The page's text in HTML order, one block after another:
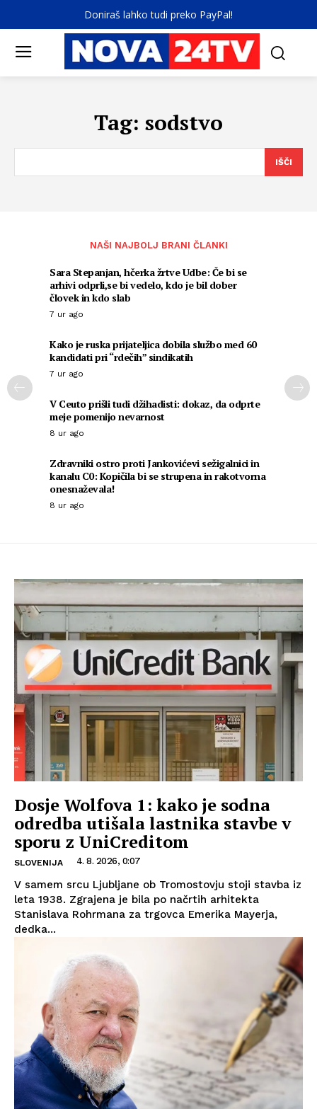
Doniraš lahko tudi preko PayPal!
Tag: sodstvo
IŠČI
NAŠI NAJBOLJ BRANI ČLANKI
Sara Stepanjan, hčerka žrtve Udbe: Če bi se
arhivi odprli,se bi vedelo, kdo je bil dober
človek in kdo slab
7 ur ago
Kako je ruska prijateljica dobila službo med 60
kandidati pri “rdečih” sindikatih
7 ur ago
V Ceuto prišli tudi džihadisti: dokaz, da odprte
meje pomenijo nevarnost
8 ur ago
Zdravniki ostro proti Jankovićevi sežigalnici in
kanalu C0: Kopičila bi se strupena in rakotvorna
onesnaževala!
8 ur ago
Dosje Wolfova 1: kako je sodna
odredba utišala lastnika stavbe v
sporu z UniCreditom
SLOVENIJA 4. 8. 2026, 0:07
V samem srcu Ljubljane ob Tromostovju stoji stavba iz
leta 1938. Zgrajena je bila po načrtih arhitekta
Stanislava Rohrmana za trgovca Emerika Mayerja,
dedka...